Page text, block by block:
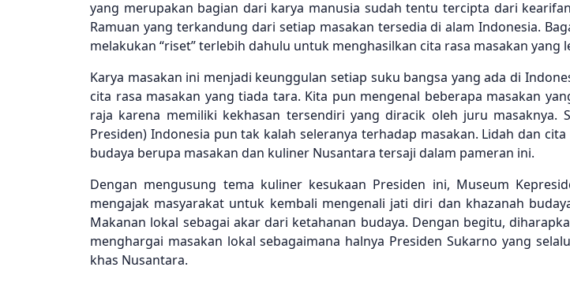
yang merupakan bagian dari karya manusia sudah tentu tercipta dari
Ramuan yang terkandung dari setiap masakan tersedia di alam Indonesia.
melakukan “riset” terlebih dahulu untuk menghasilkan cita rasa masakan yang
Karya masakan ini menjadi keunggulan setiap suku bangsa yang ada di
cita rasa masakan yang tiada tara. Kita pun mengenal beberapa masakan
raja karena memiliki kekhasan tersendiri yang diracik oleh juru masaknya.
Presiden) Indonesia pun tak kalah seleranya terhadap masakan. Lidah dan
budaya berupa masakan dan kuliner Nusantara tersaji dalam pameran ini.
Dengan mengusung tema kuliner kesukaan Presiden ini, Museum
mengajak masyarakat untuk kembali mengenali jati diri dan khazanah
Makanan lokal sebagai akar dari ketahanan budaya. Dengan begitu,
menghargai masakan lokal sebagaimana halnya Presiden Sukarno yang
khas Nusantara.